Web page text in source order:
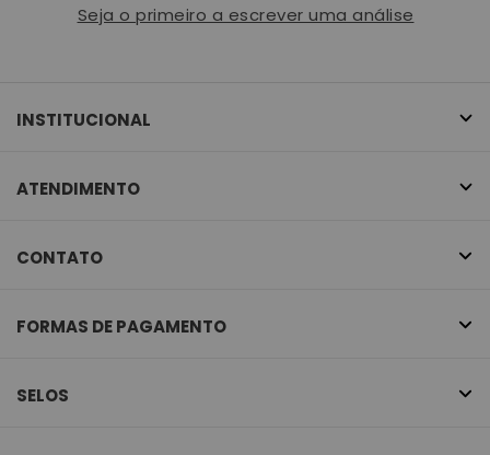
Seja o primeiro a escrever uma análise
INSTITUCIONAL
ATENDIMENTO
CONTATO
FORMAS DE PAGAMENTO
SELOS